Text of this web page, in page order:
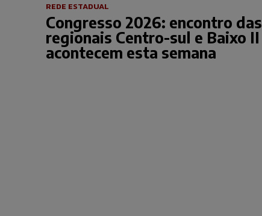
REDE ESTADUAL
Congresso 2026: encontro das
regionais Centro-sul e Baixo II
acontecem esta semana